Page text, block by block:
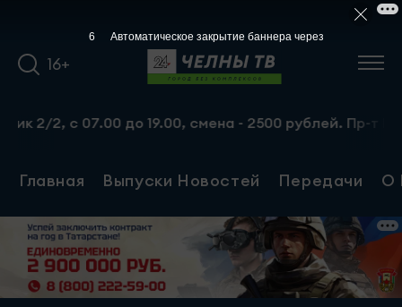
16+
07.00 до 19.00, смена - 2500 рублей. Пр-т
Главная Выпуски Новостей Передачи О
5 Автоматическое закрытие баннера через